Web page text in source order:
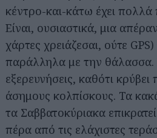
κέντρο-και-κάτω έχει πολλά
Είναι, ουσιαστικά, μια
χάρτες χρειάζεσαι, ούτε GPS)
παράλληλα με την θάλασσα.
εξερευνήσεις, καθότι
άσημους κολπίσκους. Τα
τα Σαββατοκύριακα
πέρα από τις ελάχιστες